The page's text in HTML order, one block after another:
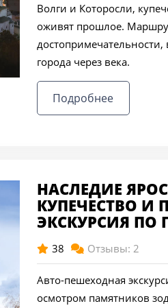
Волги и Которосли,
оживят прошлое.
города через века.
Подробнее
НАСЛЕДИЕ
КУПЕЧЕСТВО
ЭКСКУРСИЯ ПО
38 Отзывы: 2
Авто-пешеходная
осмотром памятников